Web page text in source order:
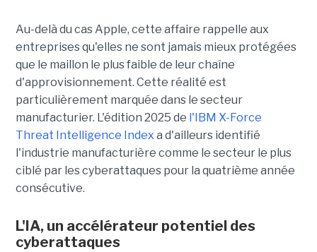
Au-delà du cas Apple, cette affaire rappelle aux
entreprises qu'elles ne sont jamais mieux protégées
que le maillon le plus faible de leur chaîne
d'approvisionnement. Cette réalité est
particulièrement marquée dans le secteur
manufacturier. L'édition 2025 de l'IBM X-Force
Threat Intelligence Index a d'ailleurs identifié
l'industrie manufacturière comme le secteur le plus
ciblé par les cyberattaques pour la quatrième année
consécutive.
L'IA, un accélérateur potentiel des
cyberattaques